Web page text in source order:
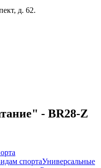
д. 62.
- BR28-Z
спортаУниверсальные